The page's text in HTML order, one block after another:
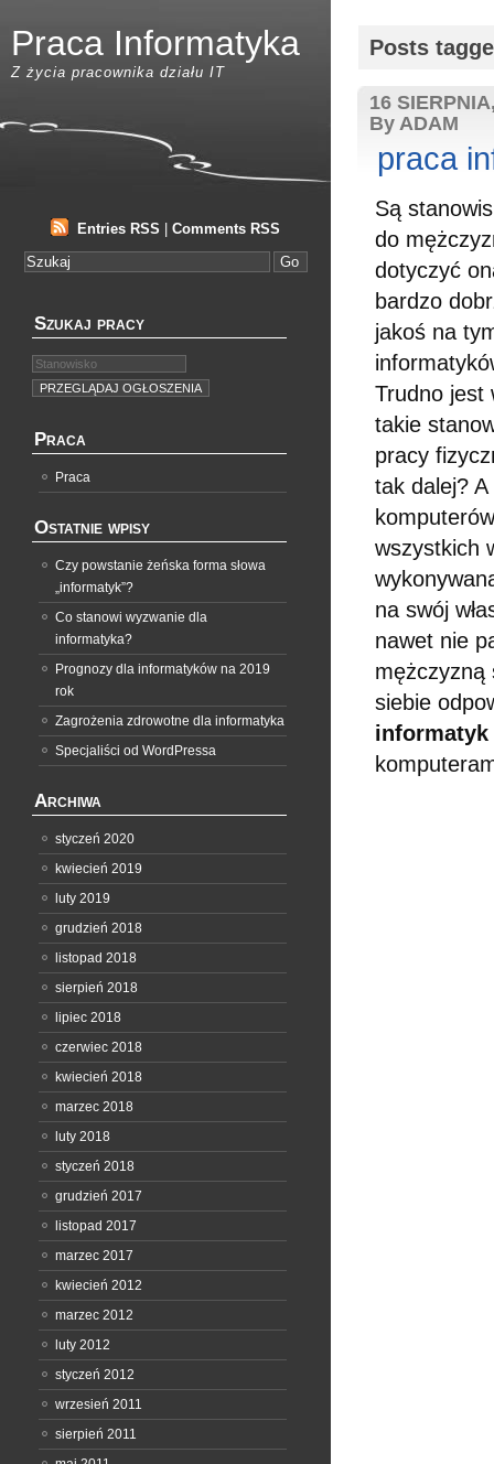
Posts
16
By ADAM
praca
Są
do
dotyczyć
bardzo
jakoś na
Trudno jest
takie
pracy
tak dalej?
wszystkich
na swój
nawet nie
mężczyzną
siebie
informatyk
Praca Informatyka
Z życia pracownika działu IT
Entries RSS Comments RSS
Szukaj pracy
Praca
Praca
Ostatnie wpisy
Czy powstanie żeńska forma słowa
„informatyk”?
Co stanowi wyzwanie dla
informatyka?
Prognozy dla informatyków na 2019
rok
Zagrożenia zdrowotne dla informatyka
Specjaliści od WordPressa
Archiwa
styczeń 2020
kwiecień 2019
luty 2019
grudzień 2018
listopad 2018
sierpień 2018
lipiec 2018
czerwiec 2018
kwiecień 2018
marzec 2018
luty 2018
styczeń 2018
grudzień 2017
listopad 2017
marzec 2017
kwiecień 2012
marzec 2012
luty 2012
styczeń 2012
wrzesień 2011
sierpień 2011